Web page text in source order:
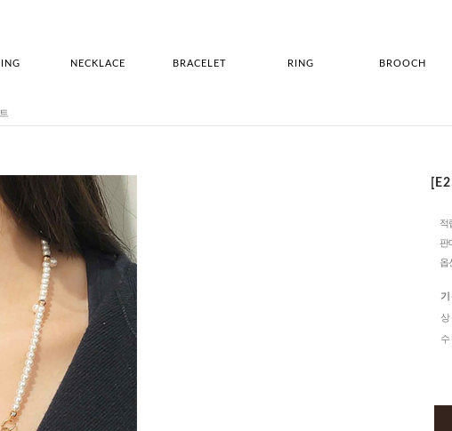
NECKLACE BRACELET RING BROOCH
적
판
옵
상